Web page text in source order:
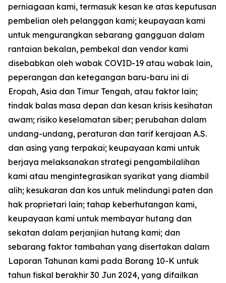
perniagaan kami, termasuk kesan ke atas keputusan
pembelian oleh pelanggan kami; keupayaan kami
untuk mengurangkan sebarang gangguan dalam
rantaian bekalan, pembekal dan vendor kami
disebabkan oleh wabak COVID-19 atau wabak lain,
peperangan dan ketegangan baru-baru ini di
Eropah, Asia dan Timur Tengah, atau faktor lain;
tindak balas masa depan dan kesan krisis kesihatan
awam; risiko keselamatan siber; perubahan dalam
undang-undang, peraturan dan tarif kerajaan A.S.
dan asing yang terpakai; keupayaan kami untuk
berjaya melaksanakan strategi pengambilalihan
kami atau mengintegrasikan syarikat yang diambil
alih; kesukaran dan kos untuk melindungi paten dan
hak proprietari lain; tahap keberhutangan kami,
keupayaan kami untuk membayar hutang dan
sekatan dalam perjanjian hutang kami; dan
sebarang faktor tambahan yang disertakan dalam
Laporan Tahunan kami pada Borang 10-K untuk
tahun fiskal berakhir 30 Jun 2024, yang difailkan